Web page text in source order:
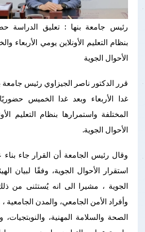
رئيس جامعة بنها : تعليق الدراسة
بنظام التعليم الأونلاين يومي
الأحوال الجوية
قرر الدكتور ناصر الجيزاوي رئيس جامعة
غدا الأربعاء وبعد غدا الخميس
المختلفة واستمرارها بنظام التعليم
الأحوال الجوية.
وقال رئيس الجامعة أن القرار جاء
استقرار الأحوال الجوية، وفقًا لبيان
الجوية ، مشيرا الى انه يُستثنى من
وأفراد الأمن الجامعي، والمدن الجامعية ،
الصحة والسلامة المهنية،